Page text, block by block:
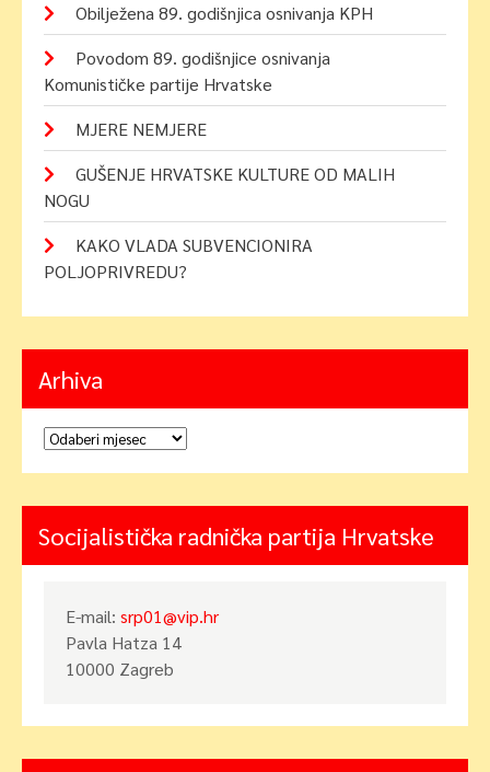
Obilježena 89. godišnjica osnivanja KPH
Povodom 89. godišnjice osnivanja
Komunističke partije Hrvatske
MJERE NEMJERE
GUŠENJE HRVATSKE KULTURE OD MALIH
NOGU
KAKO VLADA SUBVENCIONIRA
POLJOPRIVREDU?
Arhiva
Arhiva
Socijalistička radnička partija Hrvatske
E-mail: srp01@vip.hr
Pavla Hatza 14
10000 Zagreb